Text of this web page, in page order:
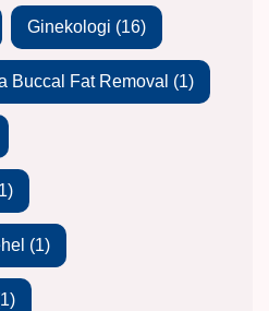
Ginekologi (16)
Buccal Fat Removal (1)
(1)